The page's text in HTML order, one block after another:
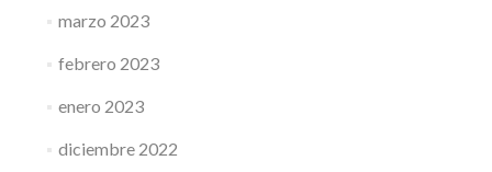
marzo 2023
febrero 2023
enero 2023
diciembre 2022